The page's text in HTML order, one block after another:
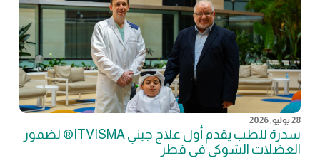
28 يوليو, 2026
سدرة للطب يقدم أول علاج جيني ITVISMA® لضمور
العضلات الشوكي في قطر